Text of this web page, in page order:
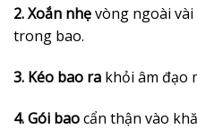
2. Xoắn nhẹvòng ngoài
trong bao.
3. Kéo bao ra khỏi âm đạo
4. Gói baocẩn thận vào